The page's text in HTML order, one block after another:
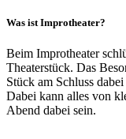
Was ist Improtheater?
Beim Improtheater
Theaterstück. Das
Stück am Schluss
Dabei kann alles von
Abend dabei sein.